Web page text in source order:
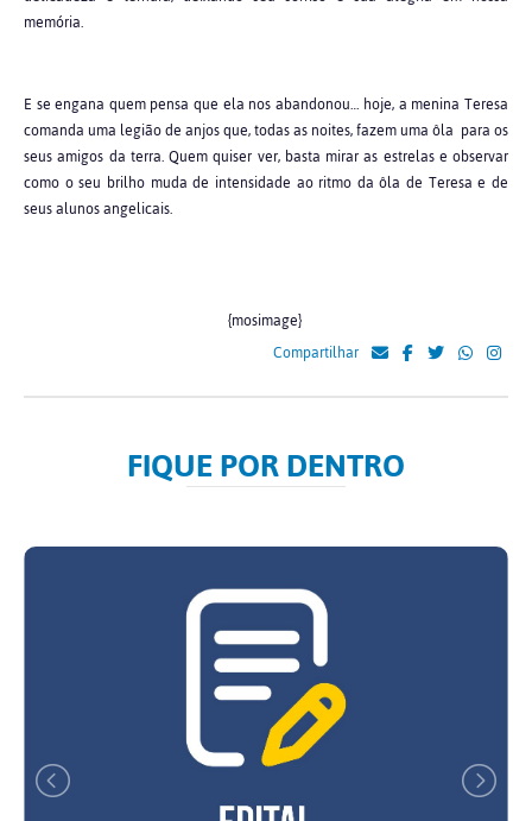
memória.
E se engana quem pensa que ela nos abandonou… hoje, a menina Teresa
comanda uma legião de anjos que, todas as noites, fazem uma ôla para os
seus amigos da terra. Quem quiser ver, basta mirar as estrelas e observar
como o seu brilho muda de intensidade ao ritmo da ôla de Teresa e de
seus alunos angelicais.
{mosimage}
Compartilhar
FIQUE POR DENTRO